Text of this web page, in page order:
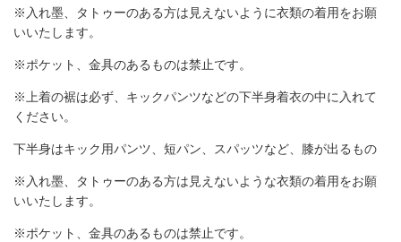
※入れ墨、タトゥーのある方は見えないように衣類の着用をお願
いいたします。
※ポケット、金具のあるものは禁止です。
※上着の裾は必ず、キックパンツなどの下半身着衣の中に入れて
ください。
下半身はキック用パンツ、短パン、スパッツなど、膝が出るもの
※入れ墨、タトゥーのある方は見えないような衣類の着用をお願
いいたします。
※ポケット、金具のあるものは禁止です。